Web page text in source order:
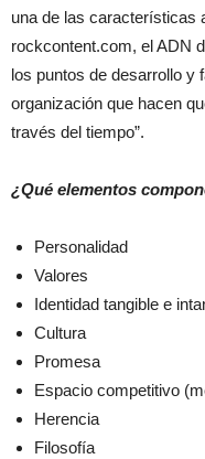
una de las características
rockcontent.com, el ADN
los puntos de desarrollo y
organización que hacen
través del tiempo”.
¿Qué elementos
Personalidad
Valores
Identidad tangible e
Cultura
Promesa
Espacio competitivo
Herencia
Filosofía